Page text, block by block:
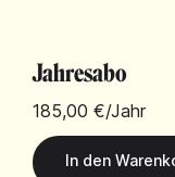
Jahresabo
185,00 €/Jahr